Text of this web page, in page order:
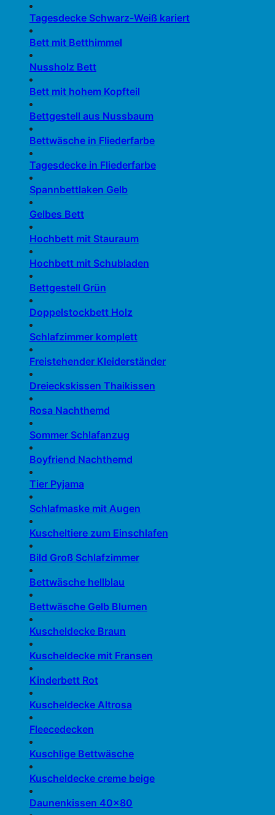
Tagesdecke Schwarz-Weiß kariert
Bett mit Betthimmel
Nussholz Bett
Bett mit hohem Kopfteil
Bettgestell aus Nussbaum
Bettwäsche in Fliederfarbe
Tagesdecke in Fliederfarbe
Spannbettlaken Gelb
Gelbes Bett
Hochbett mit Stauraum
Hochbett mit Schubladen
Bettgestell Grün
Doppelstockbett Holz
Schlafzimmer komplett
Freistehender Kleiderständer
Dreieckskissen Thaikissen
Rosa Nachthemd
Sommer Schlafanzug
Boyfriend Nachthemd
Tier Pyjama
Schlafmaske mit Augen
Kuscheltiere zum Einschlafen
Bild Groß Schlafzimmer
Bettwäsche hellblau
Bettwäsche Gelb Blumen
Kuscheldecke Braun
Kuscheldecke mit Fransen
Kinderbett Rot
Kuscheldecke Altrosa
Fleecedecken
Kuschlige Bettwäsche
Kuscheldecke creme beige
Daunenkissen 40×80